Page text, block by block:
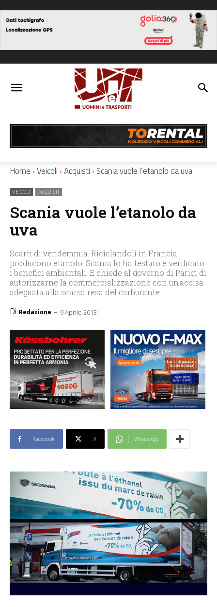
Home Veicoli Acquisti Scania vuole l’etanolo da uva
VEICOLI ACQUISTI
Scania vuole l’etanolo da
uva
Scarti di vendemmia. Riciclandoli in Francia
producono etanolo. Scania lo ha testato e verificato
i benefici ambientali. E chiede al governo di Parigi di
autorizzarne la commercializzazione con un'accisa
adeguata alla scarsa resa del carburante
Di Redazione - 9 Aprile 2013
Facebook X WhatsApp